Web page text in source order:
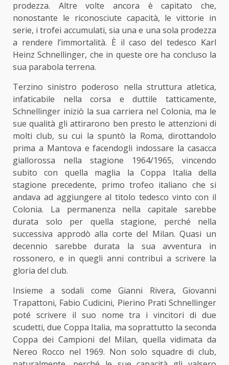
prodezza. Altre volte ancora è capitato che,
nonostante le riconosciute capacità, le vittorie in
serie, i trofei accumulati, sia una e una sola prodezza
a rendere l’immortalità. È il caso del tedesco Karl
Heinz Schnellinger, che in queste ore ha concluso la
sua parabola terrena.
Terzino sinistro poderoso nella struttura atletica,
infaticabile nella corsa e duttile tatticamente,
Schnellinger iniziò la sua carriera nel Colonia, ma le
sue qualità gli attirarono ben presto le attenzioni di
molti club, su cui la spuntò la Roma, dirottandolo
prima a Mantova e facendogli indossare la casacca
giallorossa nella stagione 1964/1965, vincendo
subito con quella maglia la Coppa Italia della
stagione precedente, primo trofeo italiano che si
andava ad aggiungere al titolo tedesco vinto con il
Colonia. La permanenza nella capitale sarebbe
durata solo per quella stagione, perché nella
successiva approdòalla corte del Milan. Quasi un
decennio sarebbe durata la sua avventura in
rossonero, e in quegli anni contribuì a scrivere la
gloria del club.
Insieme a sodali come Gianni Rivera, Giovanni
Trapattoni, Fabio Cudicini, Pierino Prati Schnellinger
poté scrivere il suo nome tra i vincitori di due
scudetti, due Coppa Italia, ma soprattutto la seconda
Coppa dei Campioni del Milan, quella vidimata da
Nereo Rocco nel 1969. Non solo squadre di club,